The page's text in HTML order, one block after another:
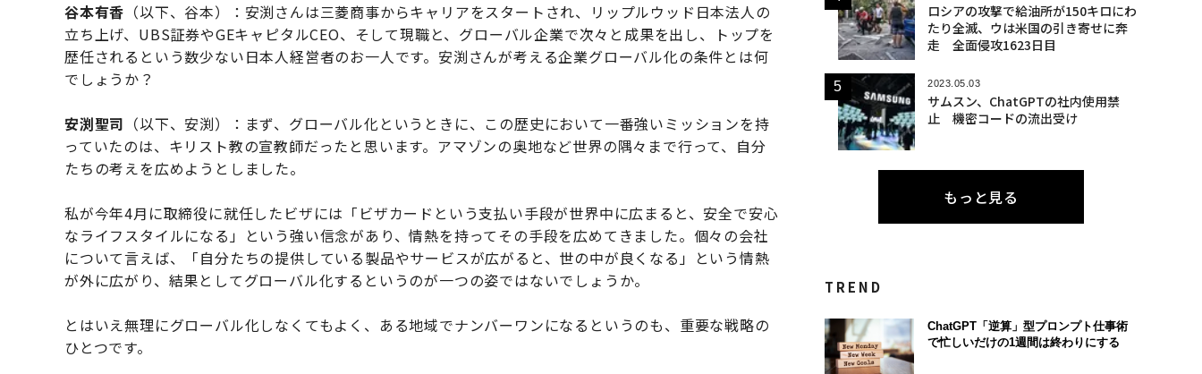
谷本有香 （以下、谷本）：安渕さんは三菱商事からキャリアをスタートされ、リップルウッド日本法人の
立ち上げ、UBS証券やGEキャピタルCEO、そして現職と、グローバル企業で次々と成果を出し、トップを
歴任されるという数少ない日本人経営者のお一人です。安渕さんが考える企業グローバル化の条件とは何
でしょうか？
安渕聖司 （以下、安渕）：まず、グローバル化というときに、この歴史において一番強いミッションを持
っていたのは、キリスト教の宣教師だったと思います。アマゾンの奥地など世界の隅々まで行って、自分
たちの考えを広めようとしました。
私が今年4月に取締役に就任したビザには「ビザカードという支払い手段が世界中に広まると、安全で安心
なライフスタイルになる」という強い信念があり、情熱を持ってその手段を広めてきました。個々の会社
について言えば、「自分たちの提供している製品やサービスが広がると、世の中が良くなる」という情熱
が外に広がり、結果としてグローバル化するというのが一つの姿ではないでしょうか。
とはいえ無理にグローバル化しなくてもよく、ある地域でナンバーワンになるというのも、重要な戦略の
ひとつです。
ロシアの攻撃で給油所が150キロにわ
たり全滅、ウは米国の引き寄せに奔
走 全面侵攻1623日目
2023.05.03
サムスン、ChatGPTの社内使用禁
止 機密コードの流出受け
もっと見る
TREND
ChatGPT「逆算」型プロンプト仕事術
で忙しいだけの1週間は終わりにする